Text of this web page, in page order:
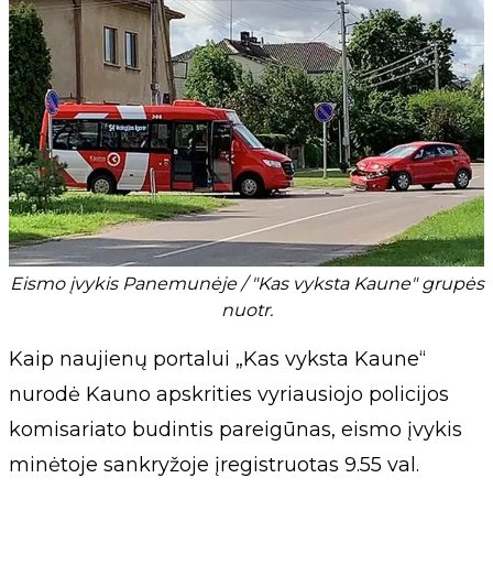
Eismo įvykis Panemunėje / "Kas vyksta Kaune" grupės
nuotr.
Kaip naujienų portalui „Kas vyksta Kaune“
nurodė Kauno apskrities vyriausiojo policijos
komisariato budintis pareigūnas, eismo įvykis
minėtoje sankryžoje įregistruotas 9.55 val.